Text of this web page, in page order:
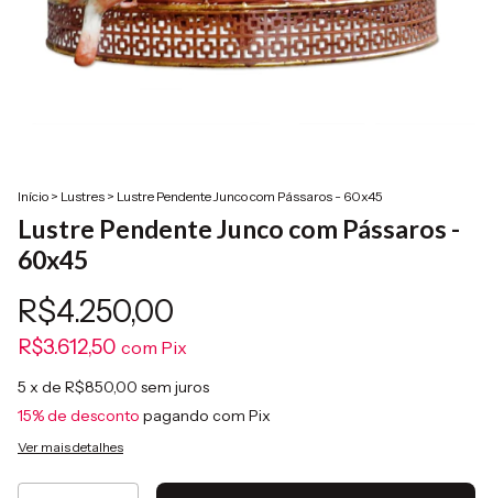
Início > Lustres > Lustre Pendente Junco com Pássaros - 60x45
Lustre Pendente Junco com Pássaros -
60x45
R$4.250,00
R$3.612,50 com Pix
5 x de R$850,00 sem juros
15% de desconto pagando com Pix
Ver mais detalhes